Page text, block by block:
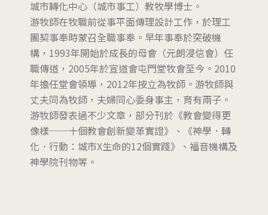
城市轉化中心（城市事工）教牧學博士。
游牧師在牧職前從事平面傳理設計工作，於理工
團契事奉時蒙召全職事奉。早年事奉於突破機
構，1993年開始於成長的母會（元朗浸信會）任
職傳道，2005年於宣道會屯門堂牧會至今。2010
年擔任堂會領導，2012年按立為牧師。游牧師與
丈夫同為牧師，夫婦同心委身事主，育有兩子。
游牧師發表過不少文章，部分刊於《教會變得更
像樣──十個教會創新變革實證》、《神學．轉
化．行動：城市X生命的12個實踐》、福音機構及
神學院刊物等。